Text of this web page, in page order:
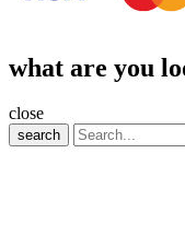
what are you
close
search